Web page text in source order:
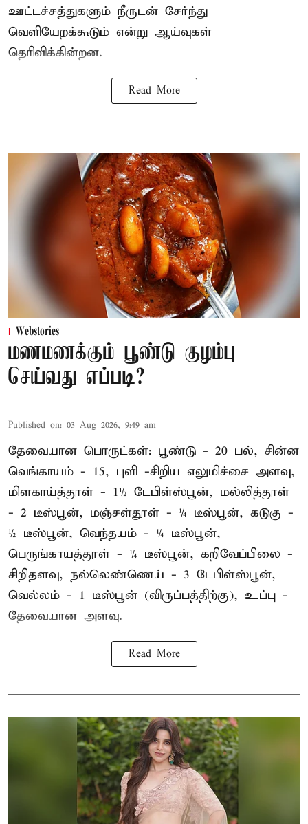
ஊட்டச்சத்துகளும் நீருடன் சேர்ந்து
வெளியேறக்கூடும் என்று ஆய்வுகள்
தெரிவிக்கின்றன.
Read More
Webstories
மணமணக்கும் பூண்டு குழம்பு
செய்வது எப்படி?
Published on: 03 Aug 2026, 9:49 am
தேவையான பொருட்கள்: பூண்டு - 20 பல், சின்ன
வெங்காயம் - 15, புளி -சிறிய எலுமிச்சை அளவு,
மிளகாய்த்தூள் - 1½ டேபிள்ஸ்பூன், மல்லித்தூள்
- 2 டீஸ்பூன், மஞ்சள்தூள் - ¼ டீஸ்பூன், கடுகு -
½ டீஸ்பூன், வெந்தயம் - ¼ டீஸ்பூன்,
பெருங்காயத்தூள் - ¼ டீஸ்பூன், கறிவேப்பிலை -
சிறிதளவு, நல்லெண்ணெய் - 3 டேபிள்ஸ்பூன்,
வெல்லம் - 1 டீஸ்பூன் (விருப்பத்திற்கு), உப்பு -
தேவையான அளவு.
Read More